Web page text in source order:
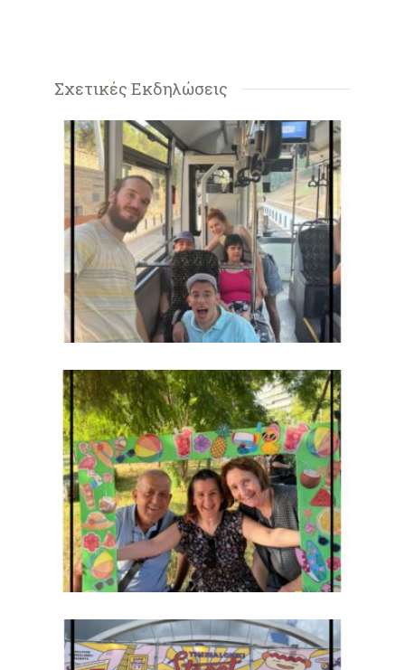
Σχετικές Εκδηλώσεις